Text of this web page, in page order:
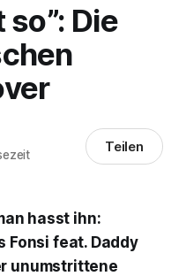
Die
Teilen
hasst ihn:
Fonsi feat. Daddy
unumstrittene